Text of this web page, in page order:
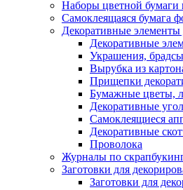
Наборы цветной бумаги
Самоклеящаяся бумага
Декоративные элементы
Декоративные
Украшения,
Вырубка из
Прищепки
Бумажные цветы,
Декоративные
Самоклеящиеся
Декоративные
Проволока
Журналы по
Заготовки для
Заготовки для